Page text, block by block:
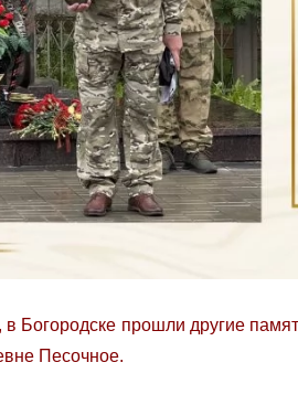
в Богородске прошли другие
Песочное.